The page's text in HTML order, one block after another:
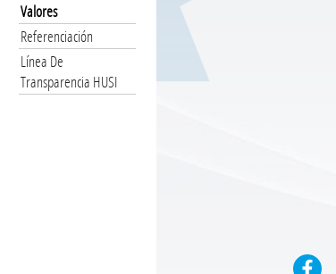
Valores
Referenciación
Línea De
Transparencia HUSI